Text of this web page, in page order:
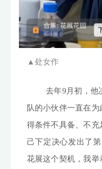
▲ 处女作
去年9月初，他
队的小伙伴一直在
得条件不具备、不充
己下定决心发出了
花展这个契机，我